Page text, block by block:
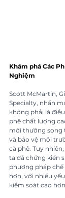
Khám phá Các
Nghiệm
Scott McMartin,
Specialty, nhấn
không phải là
phê chất lượng
mới thường song
và bảo vệ môi
cà phê. Tuy
ta đã chứng kiến
phương pháp
hơn, với nhiều
kiểm soát cao